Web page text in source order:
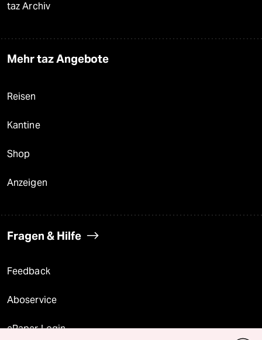
taz Archiv
Mehr taz Angebote
Reisen
Kantine
Shop
Anzeigen
Fragen & Hilfe
Feedback
Aboservice
ePaper Login